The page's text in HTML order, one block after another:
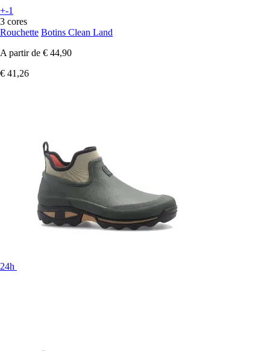
+-1
3 cores
Rouchette Botins Clean Land
A partir de € 44,90
€ 41,26
24h